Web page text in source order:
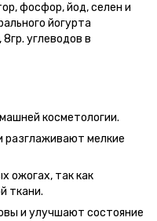
фосфор, йод, селен и
йогурта
углеводов в
косметологии.
разглаживают мелкие
ожогах, так как
ткани.
и улучшают состояние